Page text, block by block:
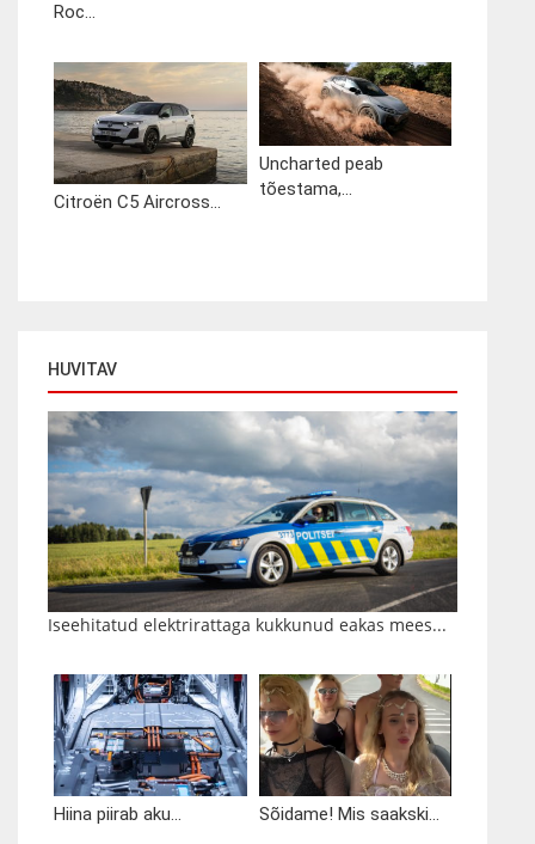
Roc...
Citroën C5 Aircross...
Uncharted peab
tõestama,...
HUVITAV
Iseehitatud elektrirattaga kukkunud eakas mees...
Hiina piirab aku... Sõidame! Mis saakski...